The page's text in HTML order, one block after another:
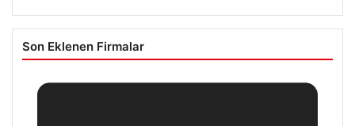
Son Eklenen Firmalar